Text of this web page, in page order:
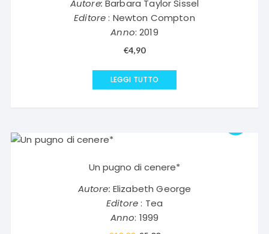
Autore: Barbara Taylor Sissel
Editore: Newton Compton
Anno: 2019
€4,90
LEGGI TUTTO
Un pugno di cenere*
Autore: Elizabeth George
Editore: Tea
Anno: 1999